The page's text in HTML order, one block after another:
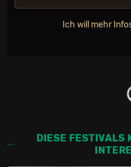
Ich will mehr
DIESE FESTIVALS